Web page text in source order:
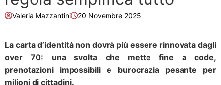
Valeria Mazzantini 20 Novembre 2025
La carta d’identità non dovrà più essere rinnovata dagli
over 70: una svolta che mette fine a code,
prenotazioni impossibili e burocrazia pesante per
milioni di cittadini.